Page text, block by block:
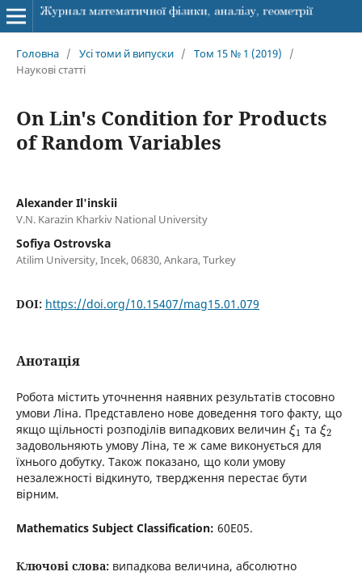
Головна / Усі томи й випуски / Том 15 № 1 (2019)
/
Наукові статті
On Lin's Condition for Products
of Random Variables
Alexander Il'‎inskii
V.N. Karazin Kharkiv National University
Sofiya Ostrovska
Atilim University, Incek, 06830, Ankara, Turkey
DOI: https://doi.org/10.15407/mag15.01.079
Анотація
Робота містить уточнення наявних результатів стосовно
умови Ліна. Представлено нове доведення того факту, що
якщо щільності розподілів випадкових величин ξ1 таξ2
задовольняють умову Ліна, те ж саме виконується для
їхнього добутку. Також показано, що коли умову
незалежності відкинуто, твердження перестає бути
вірним.
Mathematics Subject Classification: 60E05.
Ключові слова: випадкова величина, абсолютно